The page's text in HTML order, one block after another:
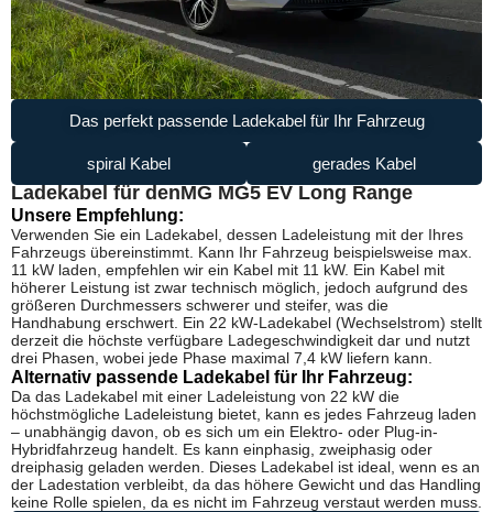
Das perfekt passende Ladekabel für Ihr Fahrzeug
spiral Kabel gerades Kabel
Ladekabel für denMG MG5 EV Long Range
Unsere Empfehlung:
Verwenden Sie ein Ladekabel, dessen Ladeleistung mit der Ihres
Fahrzeugs übereinstimmt. Kann Ihr Fahrzeug beispielsweise max.
11 kW laden, empfehlen wir ein Kabel mit 11 kW. Ein Kabel mit
höherer Leistung ist zwar technisch möglich, jedoch aufgrund des
größeren Durchmessers schwerer und steifer, was die
Handhabung erschwert. Ein 22 kW-Ladekabel (Wechselstrom) stellt
derzeit die höchste verfügbare Ladegeschwindigkeit dar und nutzt
drei Phasen, wobei jede Phase maximal 7,4 kW liefern kann.
Alternativ passende Ladekabel für Ihr Fahrzeug:
Da das Ladekabel mit einer Ladeleistung von 22 kW die
höchstmögliche Ladeleistung bietet, kann es jedes Fahrzeug laden
– unabhängig davon, ob es sich um ein Elektro- oder Plug-in-
Hybridfahrzeug handelt. Es kann einphasig, zweiphasig oder
dreiphasig geladen werden. Dieses Ladekabel ist ideal, wenn es an
der Ladestation verbleibt, da das höhere Gewicht und das Handling
keine Rolle spielen, da es nicht im Fahrzeug verstaut werden muss.